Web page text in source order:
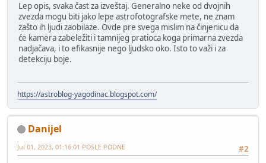
Lep opis, svaka čast za izveštaj. Generalno neke od dvojnih
zvezda mogu biti jako lepe astrofotografske mete, ne znam
zašto ih ljudi zaobilaze. Ovde pre svega mislim na činjenicu da
će kamera zabeležiti i tamnijeg pratioca koga primarna zvezda
nadjačava, i to efikasnije nego ljudsko oko. Isto to važi i za
detekciju boje.
https://astroblog-yagodinac.blogspot.com/
Danijel
#2
Jul 01, 2023, 01:16:01 POSLE PODNE